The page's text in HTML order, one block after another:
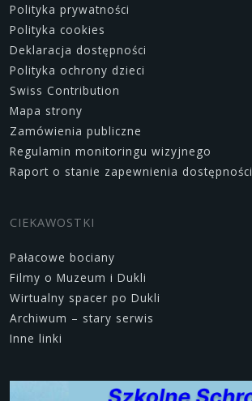
Polityka prywatności
Polityka cookies
Deklaracja dostępności
Polityka ochrony dzieci
Swiss Contribution
Mapa strony
Zamówienia publiczne
Regulamin monitoringu wizyjnego
Raport o stanie zapewnienia dostępności
CIEKAWOSTKI
Pałacowe bociany
Filmy o Muzeum i Dukli
Wirtualny spacer po Dukli
Archiwum – stary serwis
Inne linki